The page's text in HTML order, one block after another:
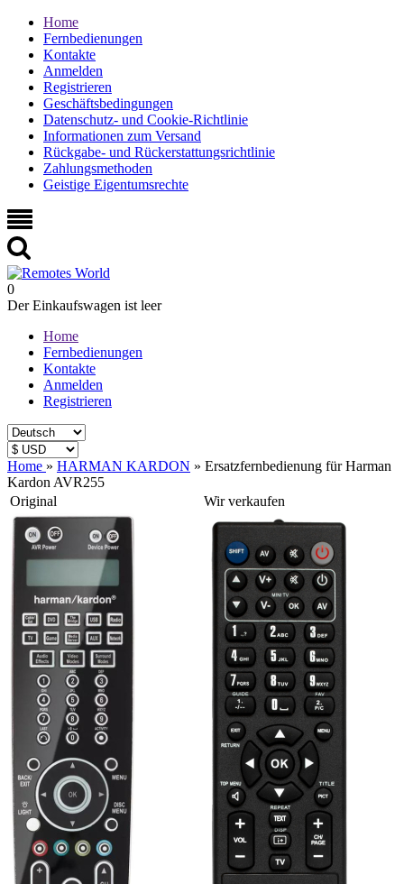
Home
Fernbedienungen
Kontakte
Anmelden
Registrieren
Geschäftsbedingungen
Datenschutz- und Cookie-Richtlinie
Informationen zum Versand
Rückgabe- und Rückerstattungsrichtlinie
Zahlungsmethoden
Geistige Eigentumsrechte
0
Der Einkaufswagen ist leer
Home
Fernbedienungen
Kontakte
Anmelden
Registrieren
Home » HARMAN KARDON » Ersatzfernbedienung für Harman
Kardon AVR255
Original
Wir verkaufen